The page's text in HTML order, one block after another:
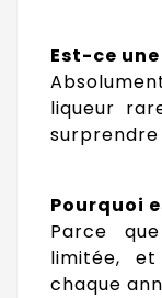
Est-ce
liqueur
Pourquoi
Parce
limitée,
chaque